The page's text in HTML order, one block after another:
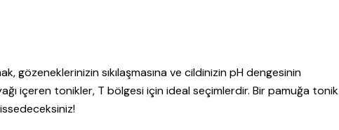
gözeneklerinizin sıkılaşmasına ve cildinizin pH dengesinin
içeren tonikler, T bölgesi için ideal seçimlerdir. Bir pamuğa tonik